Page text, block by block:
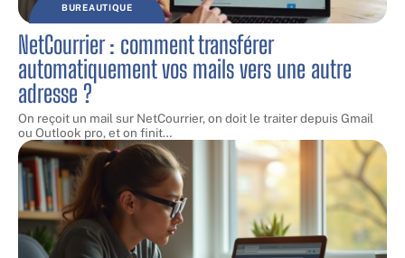
BUREAUTIQUE
NetCourrier : comment transférer
automatiquement vos mails vers une autre
adresse ?
On reçoit un mail sur NetCourrier, on doit le traiter depuis Gmail
ou Outlook pro, et on finit…